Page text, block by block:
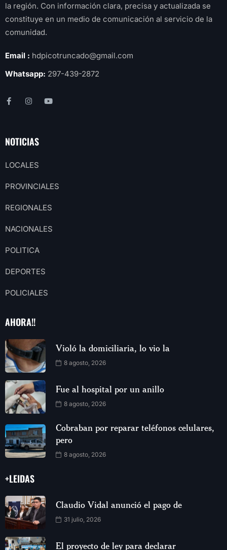
la región. Con información clara, precisa y actualizada se
constituye en un medio de comunicación al servicio de la
comunidad.
Email : hdpicotruncado@gmail.com
Whatsapp: 297-439-2872
NOTICIAS
LOCALES
PROVINCIALES
REGIONALES
NACIONALES
POLITICA
DEPORTES
POLICIALES
AHORA!!
Violó la domiciliaria, lo vio la
8 agosto, 2026
Fue al hospital por un anillo
8 agosto, 2026
Cobraban por reparar teléfonos celulares,
pero
8 agosto, 2026
+LEIDAS
Claudio Vidal anunció el pago de
31 julio, 2026
El proyecto de ley para declarar